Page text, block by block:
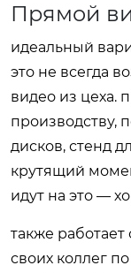
Прямой
идеальный
это не всегда
видео из цеха.
производству,
дисков, стенд
крутящий
идут на это —
также
своих коллег